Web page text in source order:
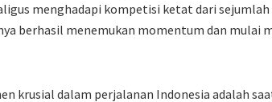
menghadapi kompetisi ketat dari sejumlah
berhasil menemukan momentum dan mulai
krusial dalam perjalanan Indonesia adalah